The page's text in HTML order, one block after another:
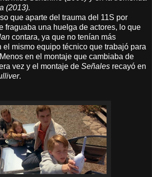
(2013).
que aparte del trauma del 11S por
fraguaba una huelga de actores, lo que
contara, ya que no tenían más
el mismo equipo técnico que trabajó para
en el montaje que cambiaba de
vez y el montaje de Señales recayó en
.